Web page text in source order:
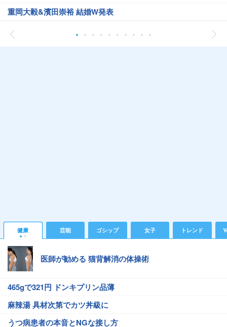
重岡大毅&濱田崇裕 結婚W発表
健康 芸能 ゴシップ 女子 トレンド
医師が勧める 猫背解消の体操術
465gで321円 ドンキプリン品薄
麻辣湯 具材次第でカツ丼級に
うつ病患者の本音とNGな接し方